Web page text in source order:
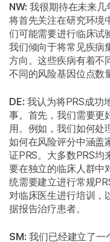
NW: 我很期待在未来几
将首先关注在研究环境
们可能需要进行临床试
我们倾向于将常见疾病
方向。这些疾病有着不
不同的风险基因位点数
DE: 我认为将PRS成功
事。首先，我们需要更
用。例如，我们如何处
如何在风险评分中涵盖
证PRS。大多数PRS均
要在独立的临床人群中
统需要建立进行常规
对临床医生进行培训，
据报告治疗患者。
SM: 我们已经建立了一